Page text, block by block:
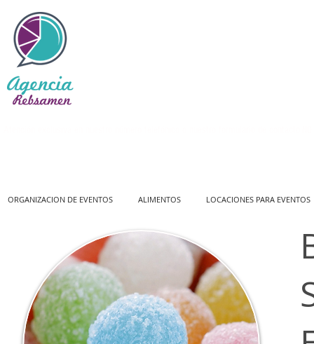
ORGANIZACION DE EVENTOS ALIMENTOS LOCACIONES PARA EVENTOS